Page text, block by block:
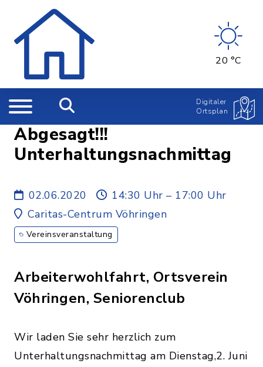
20 °C
Digitaler
Ortsplan
Abgesagt!!!
Unterhaltungsnachmittag
02.06.2020
14:30 Uhr – 17:00 Uhr
Caritas-Centrum Vöhringen
Vereinsveranstaltung
Arbeiterwohlfahrt, Ortsverein
Vöhringen, Seniorenclub
Wir laden Sie sehr herzlich zum
Unterhaltungsnachmittag am Dienstag,2. Juni